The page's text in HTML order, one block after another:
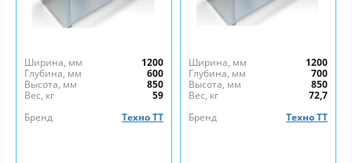
Ширина, мм
1200
Глубина, мм
600
Высота, мм
850
Вес, кг
59
Бренд
Техно ТТ
Ширина, мм
1200
Глубина, мм
700
Высота, мм
850
Вес, кг
72,7
Бренд
Техно ТТ